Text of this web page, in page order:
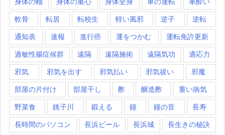
軟骨 転居 転校生 軽い風邪 逆子 逆転
通知表 速報 進行癌 運をつかむ 運転免許更新
過敏性腸症候群 遠隔 遠隔施術 遠隔気功 適応力
邪気 邪気を出す 邪気払い 邪気祓い 邪魔
部屋の片付け 部屋干し 酢 醸造酢 重い病気
野菜食 銚子川 鍛える 鐘 鐘の音 長寿
長時間のパソコン 長浜ビール 長浜城 長生きの秘訣